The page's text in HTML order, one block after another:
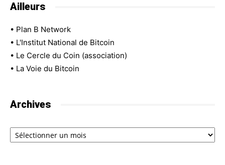
Ailleurs
• Plan B Network
• L'Institut National de Bitcoin
• Le Cercle du Coin (association)
• La Voie du Bitcoin
Archives
Archives